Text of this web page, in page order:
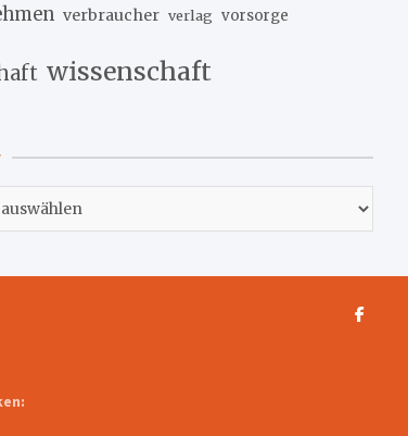
verbraucher verlag vorsorge
wissenschaft